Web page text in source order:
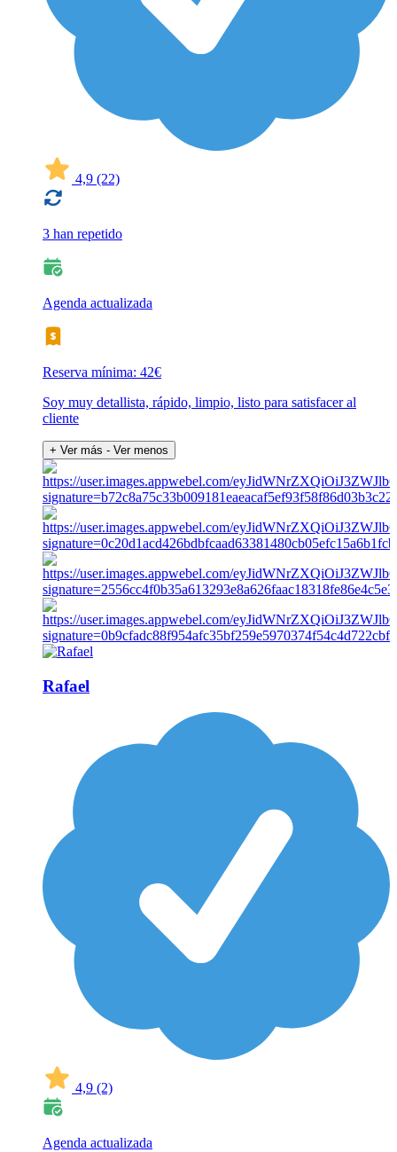
4,9 (22)
3 han repetido
Agenda actualizada
Reserva mínima: 42€
Soy muy detallista, rápido, limpio, listo para satisfacer al
cliente
+ Ver más - Ver menos
Rafael
4,9 (2)
Agenda actualizada